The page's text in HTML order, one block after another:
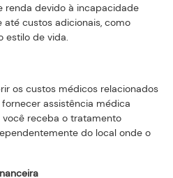
renda devido à incapacidade
custos adicionais, como
estilo de vida.
os custos médicos relacionados
assistência médica
receba o tratamento
do local onde o